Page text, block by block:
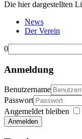
Die hier dargestellten
News
Der Verein
0
Anmeldung
Benutzername
Passwort
Angemeldet bleiben
Anmelden